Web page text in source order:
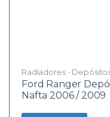
Radiadores -
Ford Ranger
Nafta 2006 / 2009